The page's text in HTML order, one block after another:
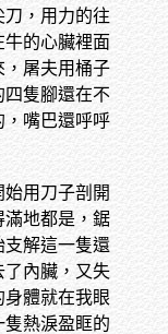
刀，用力的往
的心臟裡面
，屠夫用桶子
四隻腳還在不
，嘴巴還呼呼
用刀子剖開
滿地都是，鋸
支解這一隻還
了內臟，又失
體就在我眼
熱淚盈眶的